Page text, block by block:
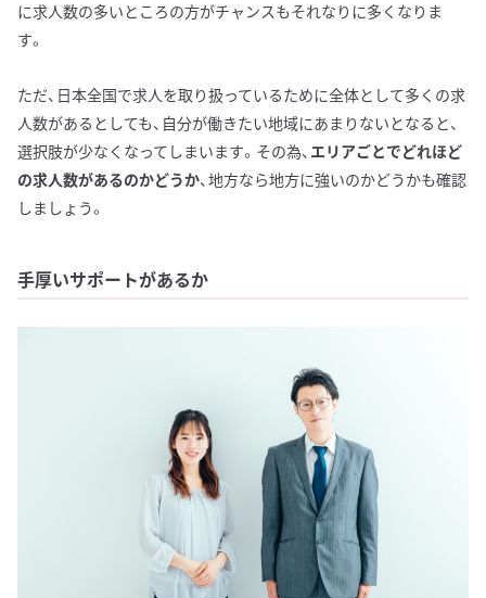
に求人数の多いところの方がチャンスもそれなりに多くなりま
す。
ただ、日本全国で求人を取り扱っているために全体として多くの求
人数があるとしても、自分が働きたい地域にあまりないとなると、
選択肢が少なくなってしまいます。その為、 エリアごとでどれほど
の求人数があるのかどうか、地方なら地方に強いのかどうかも確認
しましょう。
手厚いサポートがあるか